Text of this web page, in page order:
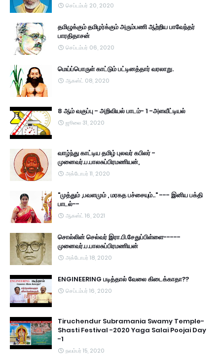
செப்டம்பர் 20, 2020
தமிழுக்கும் தமிழர்க்கும் அரும்பணி ஆற்றிய பாவேந்தர்
பாரதிதாசன்
செப்டம்பர் 06, 2020
மெய்ப்பொருள் காட்டும் பட்டினத்தார் வரலாறு.
ஆகஸ்ட் 08, 2020
8 ஆம் வகுப்பு - அறிவியல் பாடம்- 1 -அளவீட்டியல்
ஜூலை 31, 2020
வாழ்ந்து காட்டிய தமிழ் புலவர் கபிலர் -
முனைவர்.ப.பாலசுப்பிரமணியன்,
அக்டோபர் 11, 2020
"முத்தும் ,பவளமும் , மரகத பச்சையும்.." --- இனிய பக்தி
பாடல்--
ஆகஸ்ட் 16, 2021
சொல்லின் செல்வர் இரா.பி.சேதுப்பிள்ளை-----
முனைவர்.ப.பாலசுப்பிரமணியன்
அக்டோபர் 18, 2020
ENGINEERING படித்தால் வேலை கிடைக்காதா??
செப்டம்பர் 16, 2020
Tiruchendur Subramania Swamy Temple-
Shasti Festival -2020 Yaga Salai Poojai Day
-1
நவம்பர் 15, 2020